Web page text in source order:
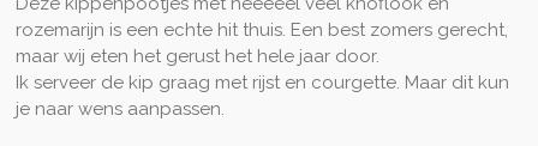
rozemarijn is een echte hit thuis. Een best zomers gerecht,
maar wij eten het gerust het hele jaar door.
Ik serveer de kip graag met rijst en courgette. Maar dit kun
je naar wens aanpassen.